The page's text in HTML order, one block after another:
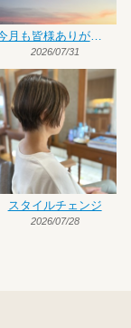
今月も皆様ありがとうございました
2026/07/31
スタイルチェンジ
2026/07/28